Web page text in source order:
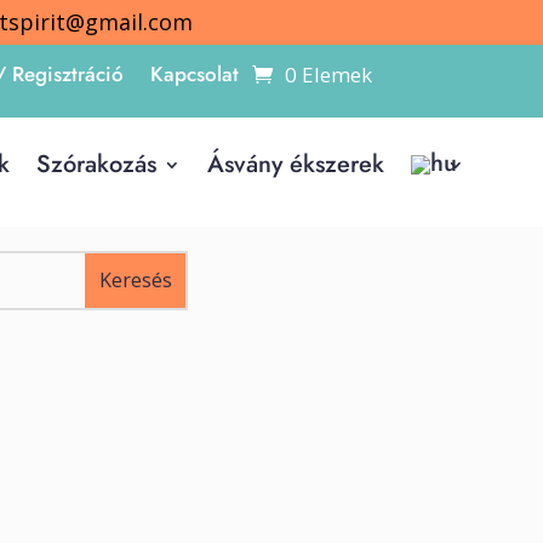
Regisztráció
Kapcsolat 0 Elemek
Szórakozás Ásvány ékszerek